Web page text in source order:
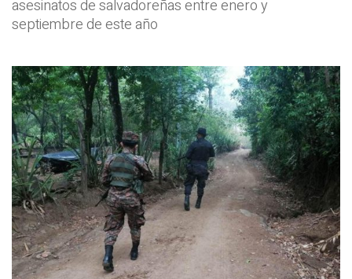
asesinatos de salvadoreñas entre enero y
septiembre de este año